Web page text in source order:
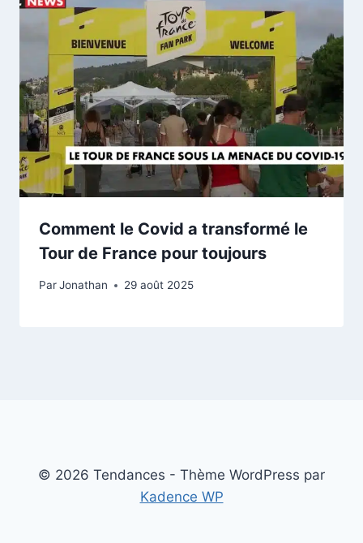
Comment le Covid a transformé le
Tour de France pour toujours
ParJonathan 29 août 2025
© 2026 Tendances - Thème WordPress par
Kadence WP